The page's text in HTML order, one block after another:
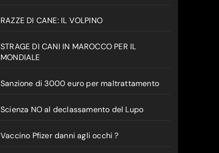
RAZZE DI CANE: IL VOLPINO
STRAGE DI CANI IN MAROCCO PER IL
MONDIALE
Sanzione di 3000 euro per maltrattamento
Scienza NO al declassamento del Lupo
Vaccino Pfizer danni agli occhi ?